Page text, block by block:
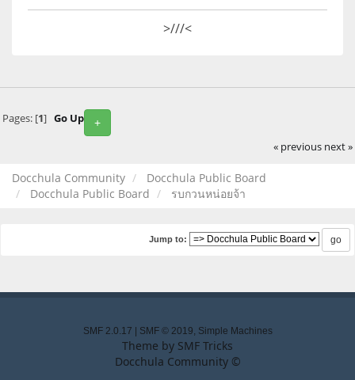
>///<
+
Pages: [1] Go Up
« previous next »
Docchula Community
Docchula Public Board
Docchula Public Board
รบกวนหน่อยจ้า
Jump to:
SMF 2.0.17 | SMF © 2019 Simple Machines
Theme by SMF Tricks
Docchula Community ©